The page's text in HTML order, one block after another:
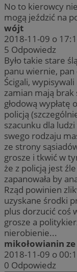
No to kierowcy
mogą jeździć na
wójt
2018-11-09 o
5 Odpowiedz
Było takie stare
panu wiernie, pan
Ścigali,
zamian mają brak
głodową wypłatę
policją
szacunku dla
swego rodzaju
ze strony
grosze i tkwić w
że z policją jest
zapanowała by
Rząd powinien
uzyskane środki
plus dorzucić coś
grosze a
nierobienie...
mikołowianin
2018-11-09 o
0 Odpowiedz